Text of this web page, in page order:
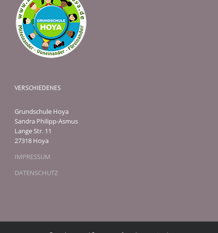
VERSCHIEDENES
Grundschule Hoya
Sandra Philipp-Asmus
Lange Str. 11
27318 Hoya
IMPRESSUM
DATENSCHUTZ